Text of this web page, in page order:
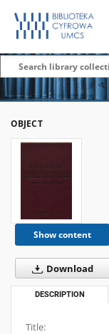
OBJECT
Show content
Download
DESCRIPTION
Title: